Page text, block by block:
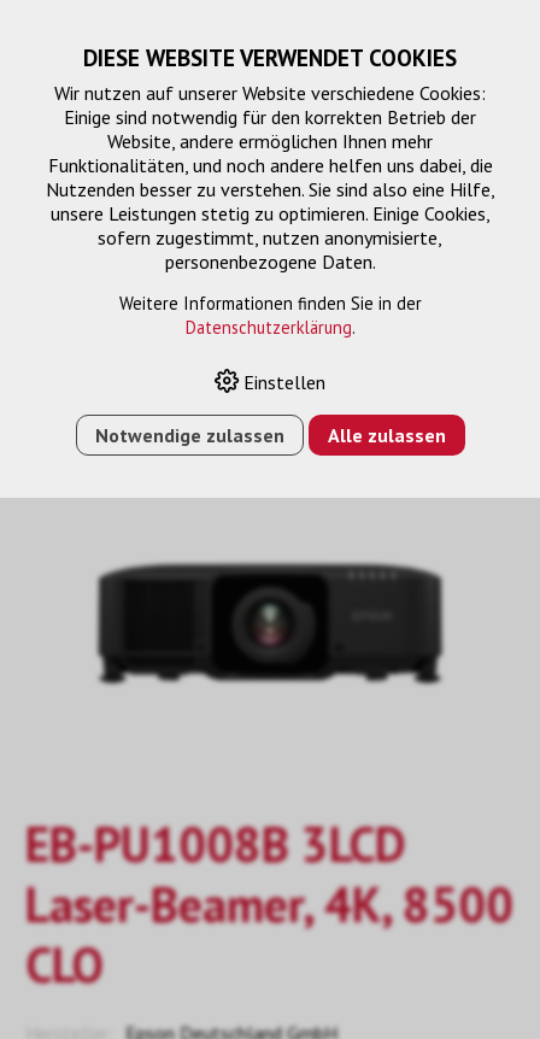
Projektoren
PROJEKTION
PU1008B 3LCD LASER-BEAMER, 4K, 8500 CLO
EB-PU1008B 3LCD
Laser-Beamer, 4K, 8500
CLO
Epson Deutschland GmbH
DIESE WEBSITE VERWENDET COOKIES
Wir nutzen auf unserer Website verschiedene Cookies:
Einige sind notwendig für den korrekten Betrieb der
Website, andere ermöglichen Ihnen mehr
Funktionalitäten, und noch andere helfen uns dabei, die
Nutzenden besser zu verstehen. Sie sind also eine Hilfe,
unsere Leistungen stetig zu optimieren. Einige Cookies,
sofern zugestimmt, nutzen anonymisierte,
personenbezogene Daten.
Weitere Informationen finden Sie in der
Datenschutzerklärung.
Einstellen
Notwendige zulassen Alle zulassen